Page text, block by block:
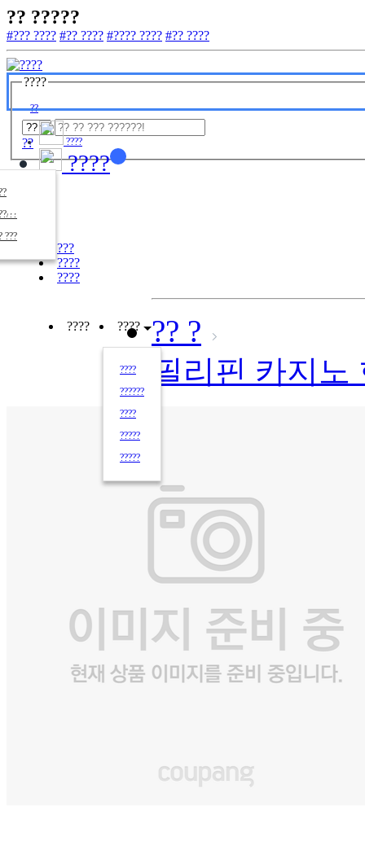
?? ?????
#??? ???? #?? ???? #???? ???? #?? ????
????
??
?? ????
??
???
????
????
???
????
????
???? ????
????
??????
????
?????
?????
?? ?
필리핀 카지